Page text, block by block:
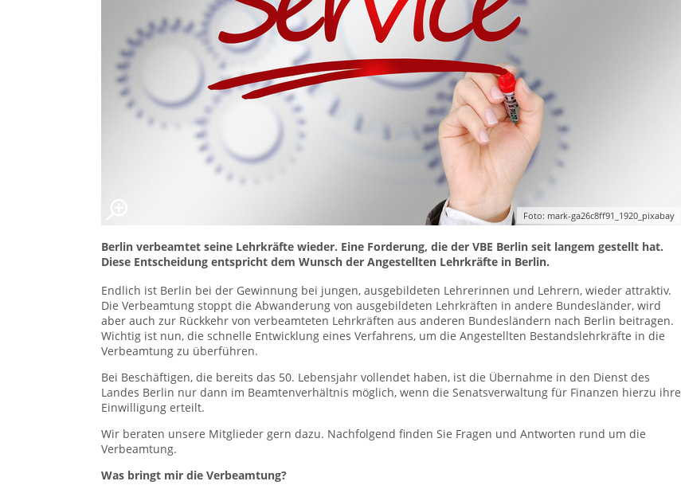
Foto: mark-ga26c8ff91_1920_pixabay
Berlin verbeamtet seine Lehrkräfte wieder. Eine Forderung, die der VBE Berlin seit langem gestellt hat.
Diese Entscheidung entspricht dem Wunsch der Angestellten Lehrkräfte in Berlin.
Endlich ist Berlin bei der Gewinnung bei jungen, ausgebildeten Lehrerinnen und Lehrern, wieder attraktiv.
Die Verbeamtung stoppt die Abwanderung von ausgebildeten Lehrkräften in andere Bundesländer, wird
aber auch zur Rückkehr von verbeamteten Lehrkräften aus anderen Bundesländern nach Berlin beitragen.
Wichtig ist nun, die schnelle Entwicklung eines Verfahrens, um die Angestellten Bestandslehrkräfte in die
Verbeamtung zu überführen.
Bei Beschäftigen, die bereits das 50. Lebensjahr vollendet haben, ist die Übernahme in den Dienst des
Landes Berlin nur dann im Beamtenverhältnis möglich, wenn die Senatsverwaltung für Finanzen hierzu ihre
Einwilligung erteilt.
Wir beraten unsere Mitglieder gern dazu. Nachfolgend finden Sie Fragen und Antworten rund um die
Verbeamtung.
Was bringt mir die Verbeamtung?